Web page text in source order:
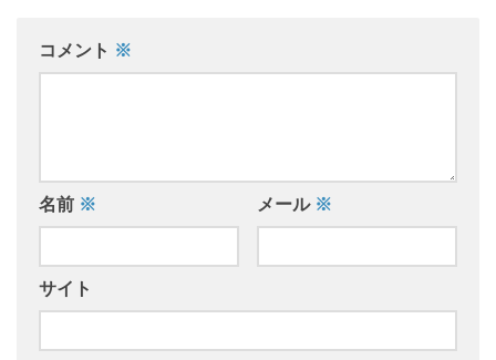
コメント ※
名前 ※ メール ※
サイト